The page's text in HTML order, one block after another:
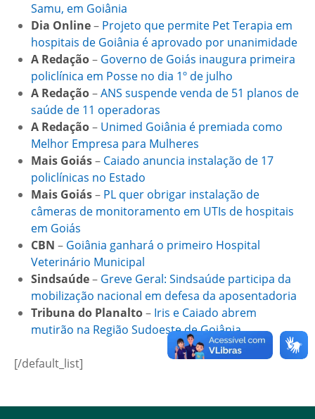
Samu, em Goiânia
Dia Online– Projeto que permite Pet Terapia em
hospitais de Goiânia é aprovado por unanimidade
A Redação– Governo de Goiás inaugura primeira
policlínica em Posse no dia 1º de julho
A Redação–ANS suspende venda de 51 planos de
saúde de 11 operadoras
A Redação– Unimed Goiânia é premiada como
Melhor Empresa para Mulheres
Mais Goiás– Caiado anuncia instalação de 17
policlínicas no Estado
Mais Goiás– PL quer obrigar instalação de
câmeras de monitoramento em UTIs de hospitais
em Goiás
CBN – Goiânia ganhará o primeiro Hospital
Veterinário Municipal
Sindsaúde– Greve Geral: Sindsaúde participa da
mobilização nacional em defesa da aposentadoria
Tribuna do Planalto– Iris e Caiado abrem
mutirão na Região Sudoeste de Goiânia
[/default_list]